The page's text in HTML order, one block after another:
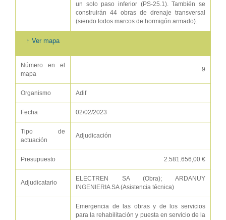
un solo paso inferior (PS-25.1). También se
construirán 44 obras de drenaje transversal
(siendo todos marcos de hormigón armado).
↑ Ver mapa
Número en el
mapa
9
Organismo Adif
Fecha 02/02/2023
Tipo de
actuación
Adjudicación
Presupuesto 2.581.656,00 €
Adjudicatario
ELECTREN SA (Obra); ARDANUY
INGENIERIA SA (Asistencia técnica)
Emergencia de las obras y de los servicios
para la rehabilitación y puesta en servicio de la